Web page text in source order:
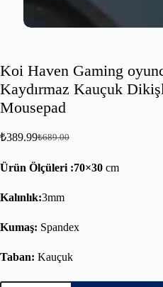
Koi Haven Gaming
Kaydırmaz Kauçuk
Mousepad
₺689.00
₺389.99
Ürün Ölçüleri :70×30 cm
Kalınlık:3mm
Kumaş: Spandex
Taban: Kauçuk